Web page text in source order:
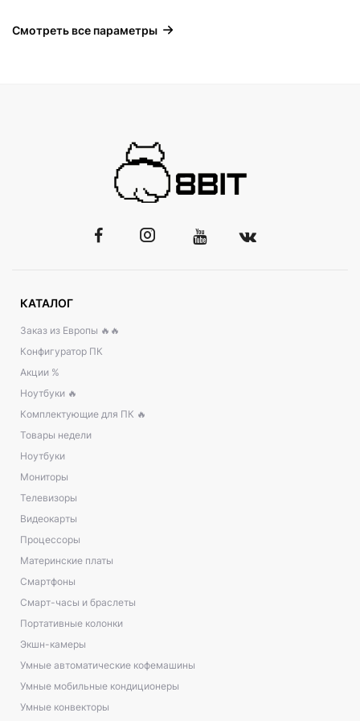
Смотреть все параметры
КАТАЛОГ
Заказ из Европы 🔥🔥
Конфигуратор ПК
Акции %
Ноутбуки 🔥
Комплектующие для ПК 🔥
Товары недели
Ноутбуки
Мониторы
Телевизоры
Видеокарты
Процессоры
Материнские платы
Смартфоны
Смарт-часы и браслеты
Портативные колонки
Экшн-камеры
Умные автоматические кофемашины
Умные мобильные кондиционеры
Умные конвекторы